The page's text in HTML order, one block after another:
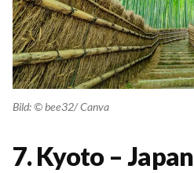
Bild: © bee32/ Canva
7. Kyoto – Japan